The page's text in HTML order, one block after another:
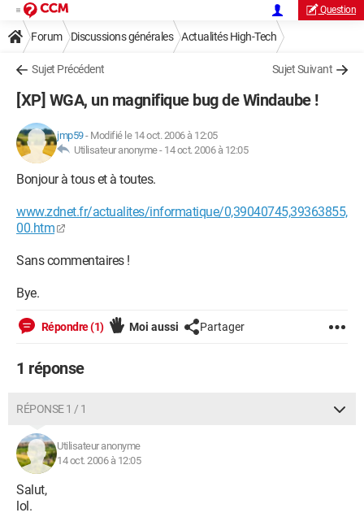
Question
Forum Discussions générales Actualités High-Tech
Sujet Précédent Sujet Suivant
[XP] WGA, un magnifique bug de Windaube !
jmp59- Modifié le 14 oct. 2006 à 12:05
Utilisateur anonyme - 14 oct. 2006 à 12:05
Bonjour à tous et à toutes.
www.zdnet.fr/actualites/informatique/0,39040745,39363855,
00.htm
Sans commentaires !
Bye.
Répondre (1) Moi aussi Partager
1 réponse
RÉPONSE 1 / 1
Utilisateur anonyme
14 oct. 2006 à 12:05
Salut,
lol.